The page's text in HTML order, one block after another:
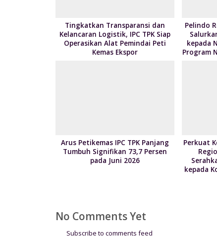
Tingkatkan Transparansi dan
Kelancaran Logistik, IPC TPK Siap
Operasikan Alat Pemindai Peti
Kemas Ekspor
Pelindo
kepada
Program
Arus Petikemas IPC TPK Panjang
Tumbuh Signifikan 73,7 Persen
pada Juni 2026
Perkuat
kepada
No Comments Yet
Subscribe to comments feed